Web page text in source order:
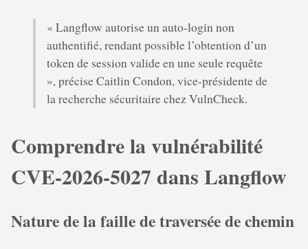
« Langflow autorise un auto-login non
authentifié, rendant possible l’obtention d’un
token de session valide en une seule requête
», précise Caitlin Condon, vice-présidente de
la recherche sécuritaire chez VulnCheck.
Comprendre la vulnérabilité
CVE-2026-5027 dans Langflow
Nature de la faille de traversée de chemin